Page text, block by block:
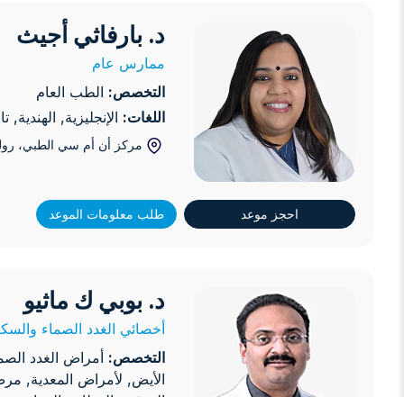
د. بارفاثي أجيث
د. بارفاثي أجيث
ممارس عام
التخصص: الطب العام
اللغات: الإنجليزية, الهندية,
مركز أن أم سي الطبي،
احجز موعد طلب معلومات الموعد
د. بوبي ك ماثيو
د. بوبي ك ماثيو
أخصائي الغدد الصماء
التخصص: أمراض الغدد
الأيض, لأمراض المعدية,